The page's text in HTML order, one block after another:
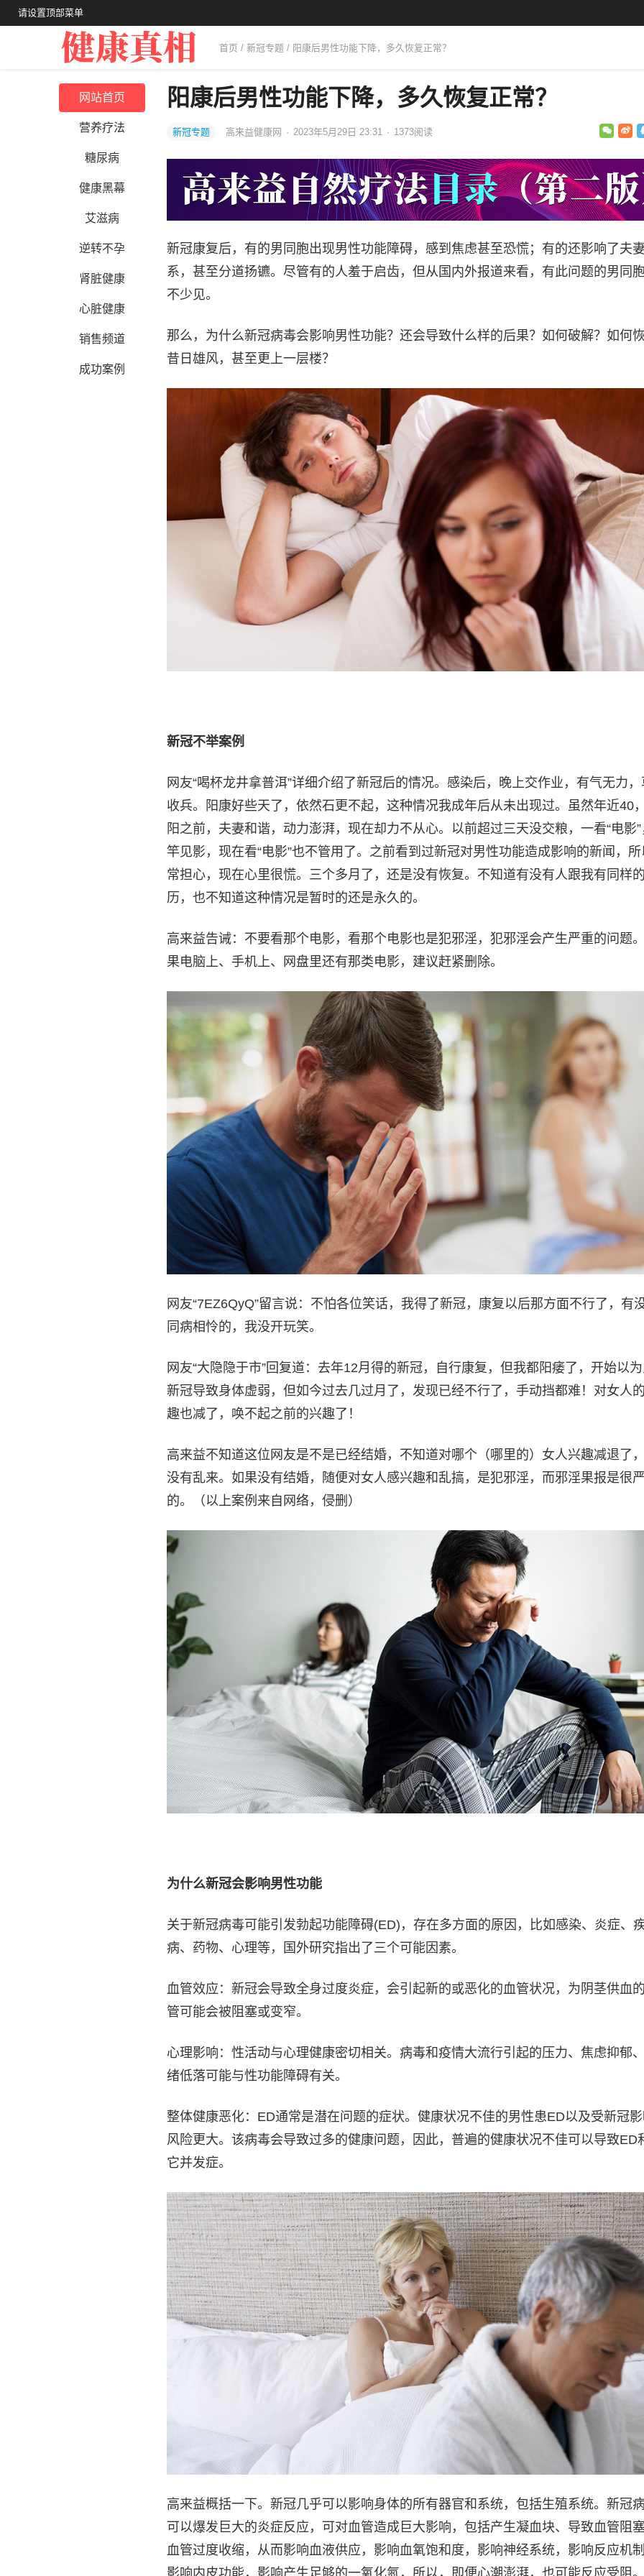
请设置顶部菜单
首页 / 新冠专题 / 阳康后男性功能下降，多久恢复正常？
网站首页
营养疗法
糖尿病
健康黑幕
艾滋病
逆转不孕
肾脏健康
心脏健康
销售频道
成功案例
阳康后男性功能下降，多久恢复正常？
新冠专题 高来益健康网 · 2023年5月29日 23:31 · 1373阅读
新冠康复后，有的男同胞出现男性功能障碍，感到焦虑甚至恐慌；有的还影响了夫
系，甚至分道扬镳。尽管有的人羞于启齿，但从国内外报道来看，有此问题的男同
不少见。
那么，为什么新冠病毒会影响男性功能？还会导致什么样的后果？如何破解？如何
昔日雄风，甚至更上一层楼？
新冠不举案例
网友“喝杯龙井拿普洱”详细介绍了新冠后的情况。感染后，晚上交作业，有气无力
收兵。阳康好些天了，依然石更不起，这种情况我成年后从未出现过。虽然年近40
阳之前，夫妻和谐，动力澎湃，现在却力不从心。以前超过三天没交粮，一看“电影
竿见影，现在看“电影”也不管用了。之前看到过新冠对男性功能造成影响的新闻，
常担心，现在心里很慌。三个多月了，还是没有恢复。不知道有没有人跟我有同样
历，也不知道这种情况是暂时的还是永久的。
高来益告诫：不要看那个电影，看那个电影也是犯邪淫，犯邪淫会产生严重的问题
果电脑上、手机上、网盘里还有那类电影，建议赶紧删除。
网友“7EZ6QyQ”留言说：不怕各位笑话，我得了新冠，康复以后那方面不行了，有
同病相怜的，我没开玩笑。
网友“大隐隐于市”回复道：去年12月得的新冠，自行康复，但我都阳痿了，开始以
新冠导致身体虚弱，但如今过去几过月了，发现已经不行了，手动挡都难！对女人
趣也减了，唤不起之前的兴趣了！
高来益不知道这位网友是不是已经结婚，不知道对哪个（哪里的）女人兴趣减退了
没有乱来。如果没有结婚，随便对女人感兴趣和乱搞，是犯邪淫，而邪淫果报是很
的。（以上案例来自网络，侵删）
为什么新冠会影响男性功能
关于新冠病毒可能引发勃起功能障碍(ED)，存在多方面的原因，比如感染、炎症、
病、药物、心理等，国外研究指出了三个可能因素。
血管效应：新冠会导致全身过度炎症，会引起新的或恶化的血管状况，为阴茎供血
管可能会被阻塞或变窄。
心理影响：性活动与心理健康密切相关。病毒和疫情大流行引起的压力、焦虑抑郁
绪低落可能与性功能障碍有关。
整体健康恶化：ED通常是潜在问题的症状。健康状况不佳的男性患ED以及受新冠
风险更大。该病毒会导致过多的健康问题，因此，普遍的健康状况不佳可以导致ED
它并发症。
高来益概括一下。新冠几乎可以影响身体的所有器官和系统，包括生殖系统。新冠
可以爆发巨大的炎症反应，可对血管造成巨大影响，包括产生凝血块、导致血管阻
血管过度收缩，从而影响血液供应，影响血氧饱和度，影响神经系统，影响反应机